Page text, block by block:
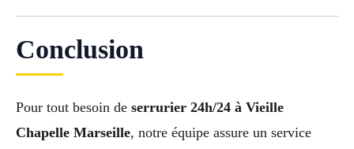
Conclusion
Pour tout besoin de serrurier 24h/24 à Vieille
Chapelle Marseille, notre équipe assure un service